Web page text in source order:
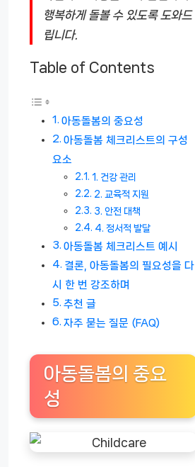
행복하게 돌볼 수 있도록 도와드
립니다.
Table of Contents
아동돌봄의 중요성
아동돌봄 체크리스트의 구성
요소
1. 건강 관리
2. 교육적 지원
3. 안전 대책
4. 정서적 발달
아동돌봄 체크리스트 예시
결론, 아동돌봄의 필요성을 다
시 한 번 강조하며
추천 글
자주 묻는 질문 (FAQ)
아동돌봄의 중요
성